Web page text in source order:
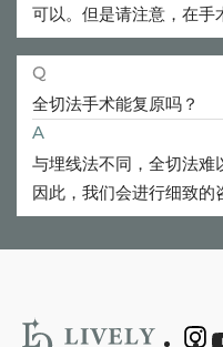
可以。但是请注意，在手
Q
全切法手术能复原吗？
A
与埋线法不同，全切法难
因此，我们会进行细致的